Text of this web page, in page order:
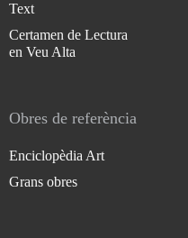
Text
Certamen de Lectura
en Veu Alta
Obres de referència
Enciclopèdia Art
Grans obres